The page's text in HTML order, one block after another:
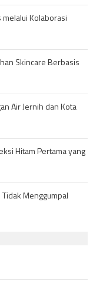
Kolaborasi
Skincare Berbasis
Air Jernih dan Kota
Hitam Pertama yang
Menggumpal